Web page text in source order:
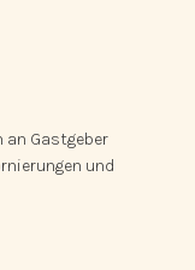
Gastgeber
und